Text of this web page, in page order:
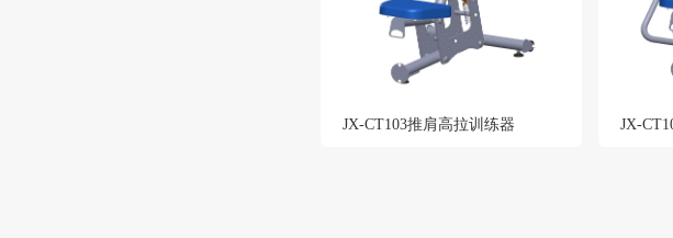
JX-CT103推肩高拉训练器 JX-